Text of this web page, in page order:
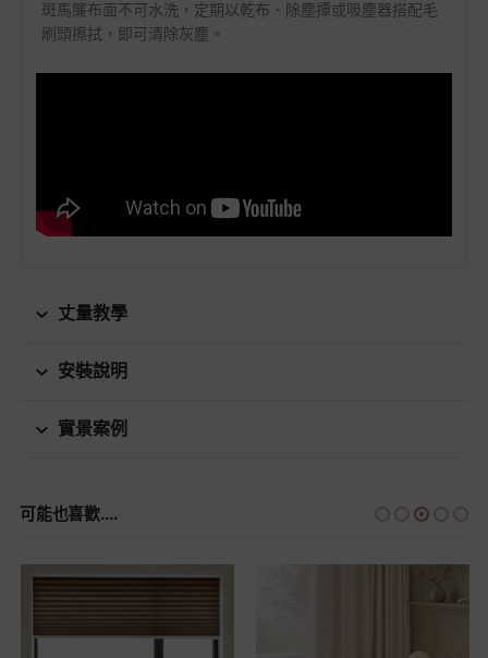
斑馬簾布面不可水洗，定期以乾布、除塵撢或吸塵器搭配毛
刷頭擦拭，即可清除灰塵。
丈量教學
安裝說明
實景案例
可能也喜歡....